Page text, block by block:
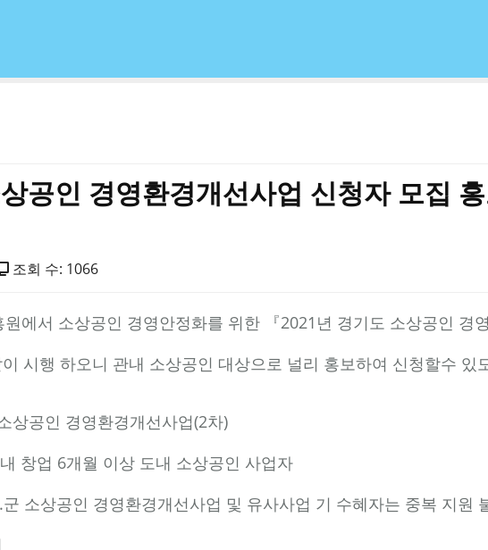
공인 경영환경개선사업 신청자 모집
조회 수: 1066
에서 소상공인 경영안정화를 위한 『2021년 경기도 소상공인 경
시행 하오니 관내 소상공인 대상으로 널리 홍보하여 신청할수 있
상공인 경영환경개선사업(2차)
창업 6개월 이상 도내 소상공인 사업자
소상공인 경영환경개선사업 및 유사사업 기 수혜자는 중복 지원